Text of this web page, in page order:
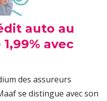
auto au
avec
des assureurs
se distingue avec son